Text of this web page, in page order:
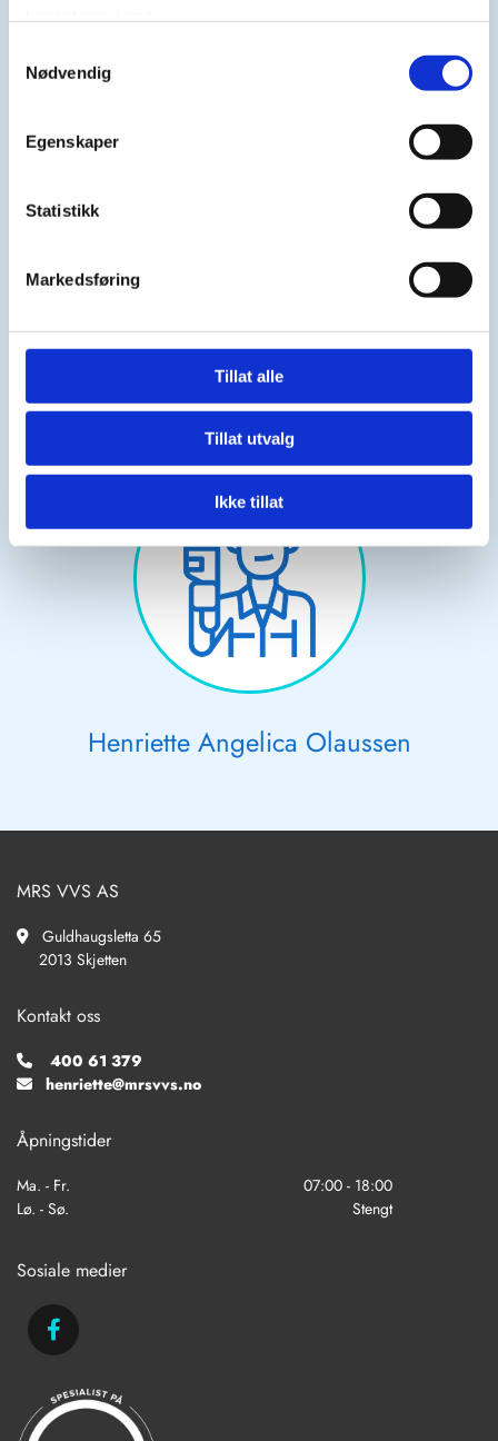
Nødvendig
Egenskaper
Statistikk
Markedsføring
Tillat alle
Tillat utvalg
Ikke tillat
Lino Fernandes
Henriette Angelica Olaussen
MRS VVS AS

Guldhaugsletta 65
2013 Skjetten
Kontakt oss
 400 61 379
 henriette@mrsvvs.no
Åpningstider
Ma. - Fr.
07:00 - 18:00
Lø. - Sø.
Stengt
Sosiale medier